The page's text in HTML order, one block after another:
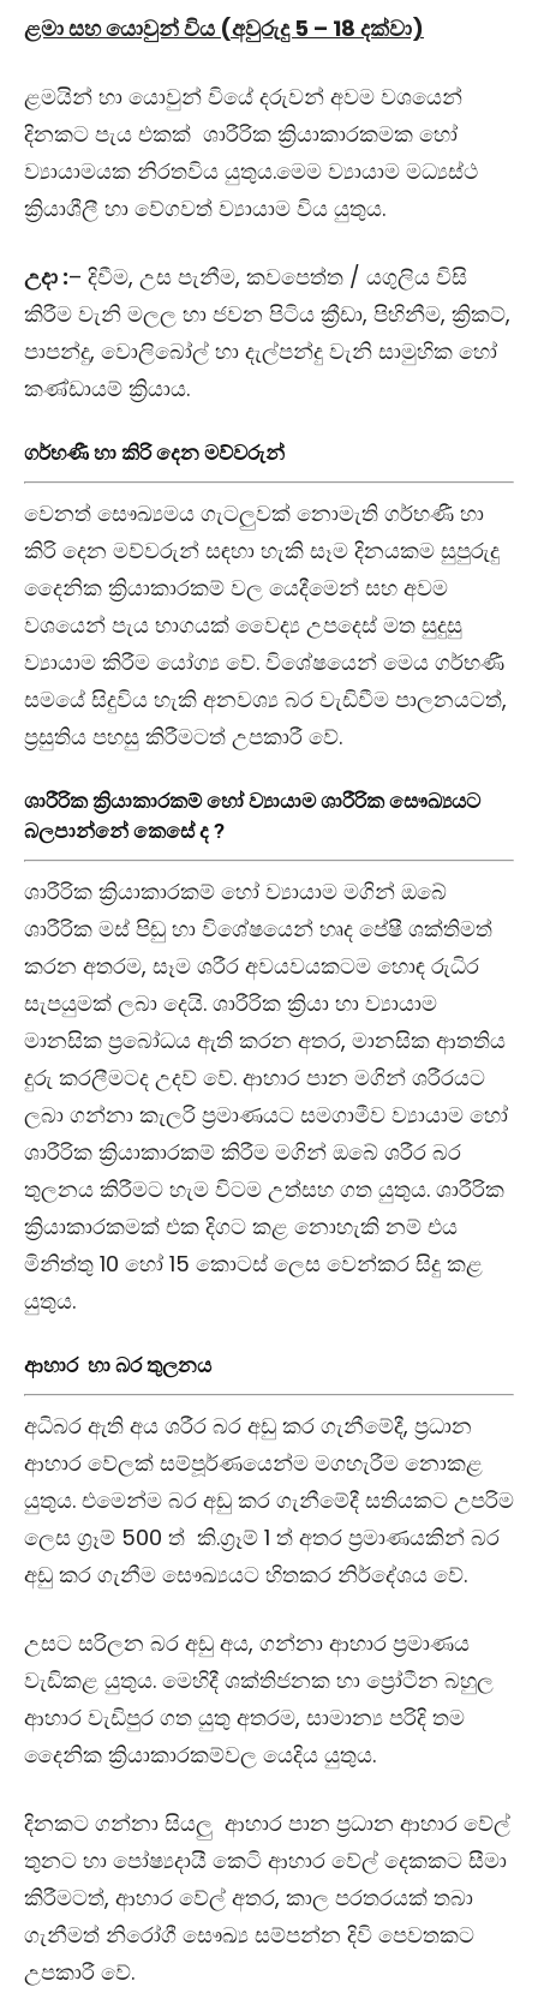
ළමා සහ යොවුන් විය (අවුරුදු 5 – 18 දක්වා)
ළමයින් හා යොවුන් වියේ දරුවන් අවම වශයෙන්
දිනකට පැය එකක් ශාරීරික ක්‍රියාකාරකමක හෝ
ව්‍යායාමයක නිරතවිය යුතුය.මෙම ව්‍යායාම මධ්‍යස්ථ
ක්‍රියාශීලී හා වේගවත් ව්‍යායාම විය යුතුය.
උදා :– දිවීම, උස පැනීම, කවපෙත්ත / යගුලිය විසි
කිරීම වැනි මලල හා ජවන පිටිය ක්‍රීඩා, පිහිනීම, ක්‍රිකට්,
පාපන්දු, වොලිබෝල් හා දැල්පන්දු වැනි සාමුහික හෝ
කණ්ඩායම් ක්‍රියාය.
ගර්භණී හා කිරි දෙන මව්වරුන්
වෙනත් සෞඛ්‍යමය ගැටලුවක් නොමැති ගර්භණී හා
කිරි දෙන මව්වරුන් සඳහා හැකි සෑම දිනයකම සුපුරුදු
දෛනික ක්‍රියාකාරකම් වල යෙදීමෙන් සහ අවම
වශයෙන් පැය භාගයක් වෛද්‍ය උපදෙස් මත සුදුසු
ව්‍යායාම කිරීම යෝග්‍ය වේ. විශේෂයෙන් මෙය ගර්භණී
සමයේ සිදුවිය හැකි අනවශ්‍ය බර වැඩිවීම පාලනයටත්,
ප්‍රසුතිය පහසු කිරීමටත් උපකාරී වේ.
ශාරීරික ක්‍රියාකාරකම් හෝ ව්‍යායාම ශාරීරික සෞඛ්‍යයට
බලපාන්නේ කෙසේ ද ?
ශාරීරික ක්‍රියාකාරකම් හෝ ව්‍යායාම මගින් ඔබේ
ශාරීරික මස් පිඬු හා විශේෂයෙන් හෘද පේෂී ශක්තිමත්
කරන අතරම, සෑම ශරීර අවයවයකටම හොඳ රුධිර
සැපයුමක් ලබා දෙයි. ශාරීරික ක්‍රියා හා ව්‍යායාම
මානසික ප්‍රබෝධය ඇති කරන අතර, මානසික ආතතිය
දුරු කරලීමටද උදව් වේ. ආහාර පාන මගින් ශරීරයට
ලබා ගන්නා කැලරි ප්‍රමාණයට සමගාමීව ව්‍යායාම හෝ
ශාරීරික ක්‍රියාකාරකම් කිරීම මගින් ඔබේ ශරීර බර
තුලනය කිරීමට හැම විටම උත්සහ ගත යුතුය. ශාරීරික
ක්‍රියාකාරකමක් එක දිගට කළ නොහැකි නම් එය
මිනිත්තු 10 හෝ 15 කොටස් ලෙස වෙන්කර සිදු කළ
යුතුය.
ආහාර හා බර තුලනය
අධිබර ඇති අය ශරීර බර අඩු කර ගැනීමේදී, ප්‍රධාන
ආහාර වේලක් සම්පූර්ණයෙන්ම මගහැරීම නොකළ
යුතුය. එමෙන්ම බර අඩු කර ගැනීමේදී සතියකට උපරිම
ලෙස ග්‍රෑම් 500 ත් කි.ග්‍රෑම් 1 ත් අතර ප්‍රමාණයකින් බර
අඩු කර ගැනීම සෞඛ්‍යයට හිතකර නිර්දේශය වේ.
උසට සරිලන බර අඩු අය, ගන්නා ආහාර ප්‍රමාණය
වැඩිකළ යුතුය. මෙහිදී ශක්තිජනක හා ප්‍රෝටීන බහුල
ආහාර වැඩිපුර ගත යුතු අතරම, සාමාන්‍ය පරිදි තම
දෛනික ක්‍රියාකාරකම්වල යෙදිය යුතුය.
දිනකට ගන්නා සියලු ආහාර පාන ප්‍රධාන ආහාර වේල්
තුනට හා පෝෂ්‍යදායී කෙටි ආහාර වේල් දෙකකට සීමා
කිරීමටත්, ආහාර වේල් අතර, කාල පරතරයක් තබා
ගැනීමත් නිරෝගී සෞඛ්‍ය සම්පන්න දිවි පෙවතකට
උපකාරී වේ.